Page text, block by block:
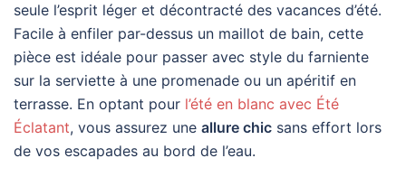
seule l’esprit léger et décontracté des vacances d’été.
Facile à enfiler par-dessus un maillot de bain, cette
pièce est idéale pour passer avec style du farniente
sur la serviette à une promenade ou un apéritif en
terrasse. En optant pour l’été en blanc avec Été
Éclatant, vous assurez une allure chic sans effort lors
de vos escapades au bord de l’eau.